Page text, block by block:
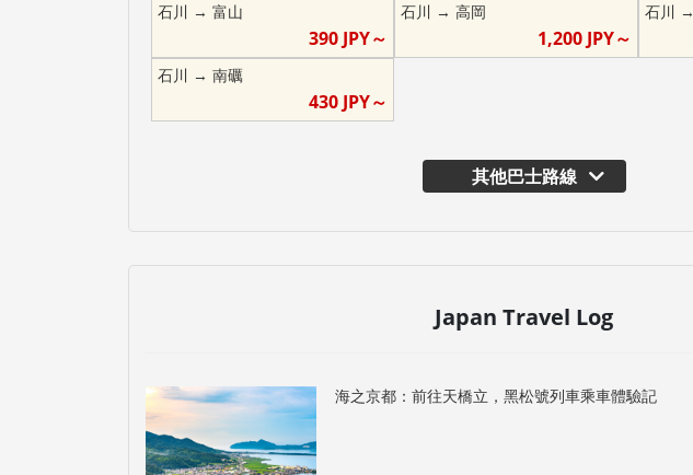
石川 → 富山
390 JPY～
石川 →高岡
1,200JPY～
石川 →
石川 → 南礪
430 JPY～
其他巴士路線
Japan Travel Log
海之京都：前往天橋立，黑松號列車乘車體驗記